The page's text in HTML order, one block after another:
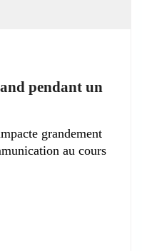
pendant un
grandement
au cours